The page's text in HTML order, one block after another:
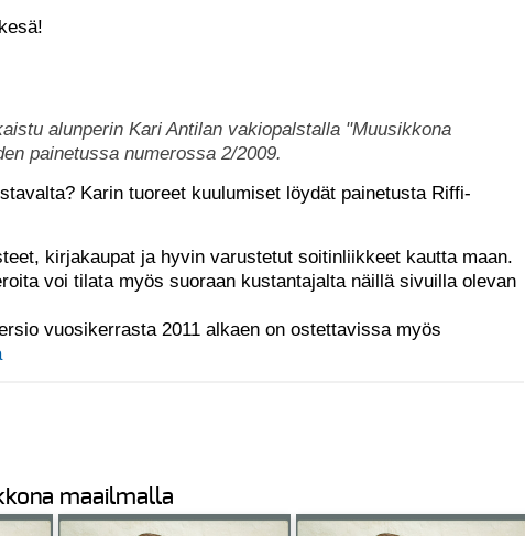
alunperin Kari Antilan vakiopalstalla "Muusikkona
painetussa numerossa 2/2009.
Karin tuoreet kuulumiset löydät painetusta Riffi-
kirjakaupat ja hyvin varustetut soitinliikkeet kautta maan.
voi tilata myös suoraan kustantajalta näillä sivuilla olevan
vuosikerrasta 2011 alkaen on ostettavissa myös
maailmalla